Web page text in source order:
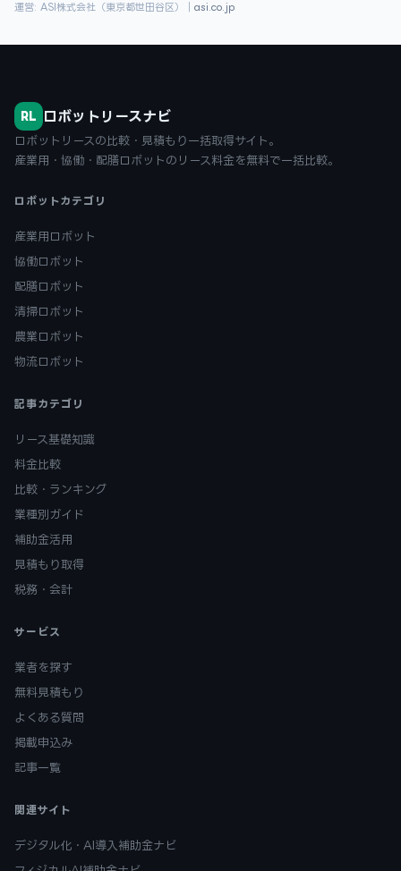
運営: ASI株式会社（東京都世田谷区）｜ asi.co.jp
RL ロボットリースナビ
ロボットリースの比較・見積もり一括取得サイト。
産業用・協働・配膳ロボットのリース料金を無料で一括比較。
ロボットカテゴリ
産業用ロボット
協働ロボット
配膳ロボット
清掃ロボット
農業ロボット
物流ロボット
記事カテゴリ
リース基礎知識
料金比較
比較・ランキング
業種別ガイド
補助金活用
見積もり取得
税務・会計
サービス
業者を探す
無料見積もり
よくある質問
掲載申込み
記事一覧
関連サイト
デジタル化・AI導入補助金ナビ